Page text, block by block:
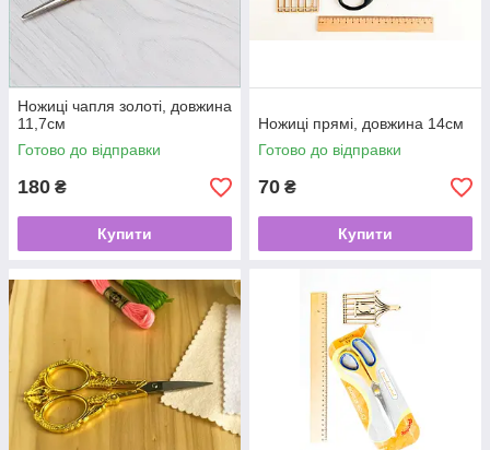
Ножиці чапля золоті, довжина
11,7см
Готово до відправки
180 ₴
Купити
Ножиці прямі, довжина 14см
Готово до відправки
70 ₴
Купити